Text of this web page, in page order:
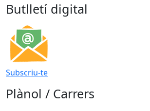
Butlletí digital
Subscriu-te
Plànol / Carrers